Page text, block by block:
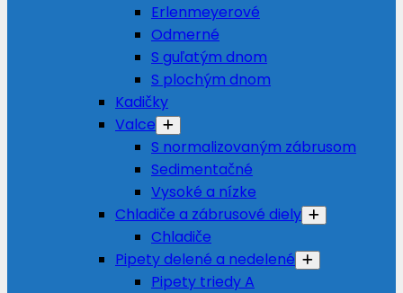
Erlenmeyerové
Odmerné
S guľatým dnom
S plochým dnom
Kadičky
Valce
S normalizovaným zábrusom
Sedimentačné
Vysoké a nízke
Chladiče a zábrusové diely
Chladiče
Pipety delené a nedelené
Pipety triedy A